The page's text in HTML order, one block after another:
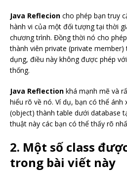
Java Reflecion cho phép bạn truy
hành vi của một đối tượng tại thời
chương trình. Đồng thời nó cho
thành viên private (private
dụng, điều này không được phép
thống.
Java Reflection khá mạnh mẽ và
hiểu rõ về nó. Ví dụ, bạn có thể
(object) thành table dưới database
thuật này các bạn có thể thấy rõ
2. Một số class
trong bài viết này